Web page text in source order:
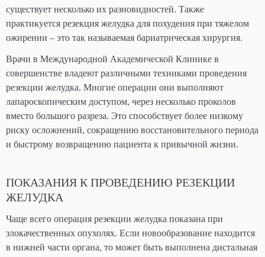
существует несколько их разновидностей. Также
практикуется резекция желудка для похудения при тяжелом
ожирении – это так называемая бариатрическая хирургия.
Врачи в Международной Академической Клинике в
совершенстве владеют различными техниками проведения
резекции желудка. Многие операции они выполняют
лапароскопическим доступом, через несколько проколов
вместо большого разреза. Это способствует более низкому
риску осложнений, сокращению восстановительного периода
и быстрому возвращению пациента к привычной жизни.
ПОКАЗАНИЯ К ПРОВЕДЕНИЮ РЕЗЕКЦИИ
ЖЕЛУДКА
Чаще всего операция резекции желудка показана при
злокачественных опухолях. Если новообразование находится
в нижней части органа, то может быть выполнена дистальная